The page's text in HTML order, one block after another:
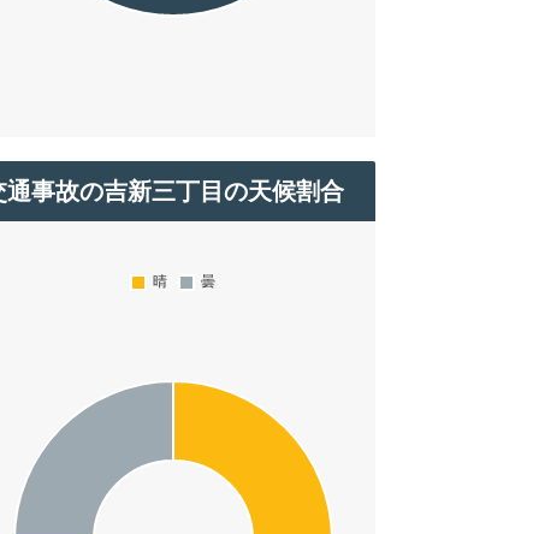
通事故の吉新三丁目の天候割合